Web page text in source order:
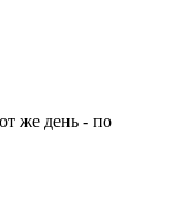
же день - по